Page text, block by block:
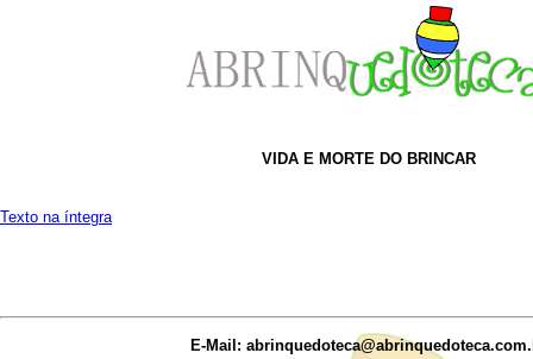
VIDA E MORTE DO BRINCAR
Texto na íntegra
E-Mail: